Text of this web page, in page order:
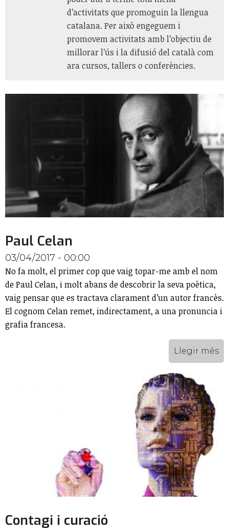
d’activitats que promoguin la llengua
catalana. Per això engeguem i
promovem activitats amb l’objectiu de
millorar l’ús i la difusió del català com
ara cursos, tallers o conferències.
Paul Celan
03/04/2017 - 00:00
No fa molt, el primer cop que vaig topar-me amb el nom
de Paul Celan, i molt abans de descobrir la seva poètica,
vaig pensar que es tractava clarament d’un autor francès.
El cognom Celan remet, indirectament, a una pronuncia i
grafia francesa.
Llegir més
Contagi i curació